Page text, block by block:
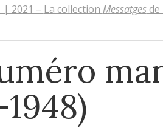
| 2021 – La collection Messatgesde